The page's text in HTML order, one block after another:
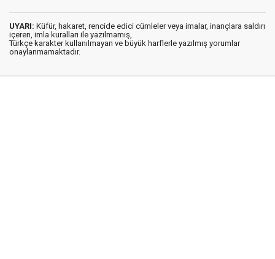
UYARI: Küfür, hakaret, rencide edici cümleler veya imalar, inançlara saldırı
içeren, imla kuralları ile yazılmamış,
Türkçe karakter kullanılmayan ve büyük harflerle yazılmış yorumlar
onaylanmamaktadır.